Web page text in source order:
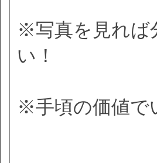
※写真を見れば
い！
※手頃の価値で